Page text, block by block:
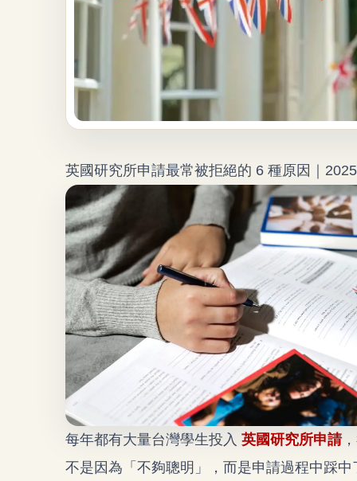
英國研究所申請最常被拒絕的 6 種原因｜
每年都有大量台灣學生投入 英國研究所申請
不是因為「不夠聰明」，而是申請過程中踩